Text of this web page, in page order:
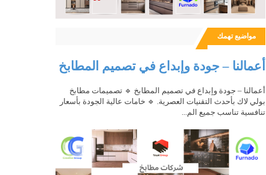
مواضيع تهمك
أعمالنا – جودة وإبداع في تصميم المطابخ
أعمالنا – جودة وإبداع في تصميم المطابخ 🔹 تصميمات مطابخ
بولي لاك بأحدث التقنيات العصرية. 🔹 خامات عالية الجودة بأسعار
تنافسية تناسب جميع الم...